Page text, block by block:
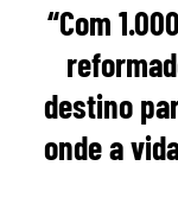
“Com
destino
onde a